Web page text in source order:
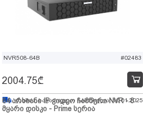
NVR508-64B #02483
64 არხიანი IP ვიდეო ჩამწერი NVR - 8
მყარი დისკი - Prime სერია
2004.75₾
გზაშია, სავარაუდო ჩამოსვლა: 10.01.2025